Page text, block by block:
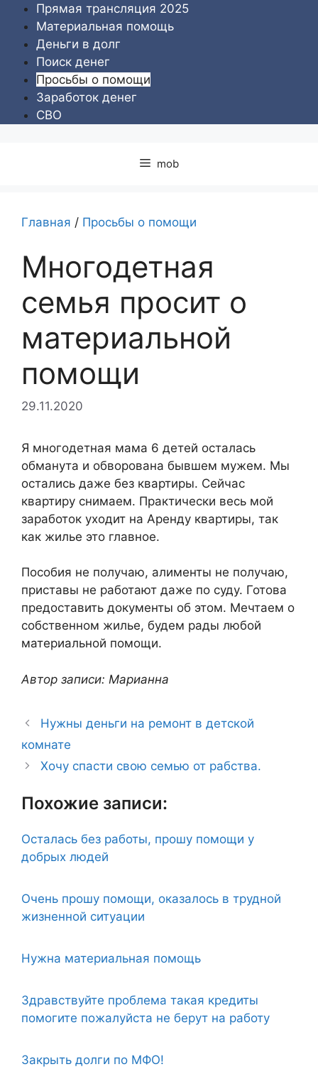
Перейти
содержимому
Прямая трансляция 2025
Материальная помощь
Деньги в долг
Поиск денег
Просьбы о помощи
Заработок денег
СВО
mob
Главная / Просьбы о помощи
Многодетная
семья просит о
материальной
помощи
29.11.2020
Я многодетная мама 6 детей осталась
обманута и обворована бывшем мужем. Мы
остались даже без квартиры. Сейчас
квартиру снимаем. Практически весь мой
заработок уходит на Аренду квартиры, так
как жилье это главное.
Пособия не получаю, алименты не получаю,
приставы не работают даже по суду. Готова
предоставить документы об этом. Мечтаем о
собственном жилье, будем рады любой
материальной помощи.
Автор записи: Марианна
Нужны деньги на ремонт в детской
комнате
Хочу спасти свою семью от рабства.
Похожие записи:
Осталась без работы, прошу помощи у
добрых людей
Очень прошу помощи, оказалось в трудной
жизненной ситуации
Нужна материальная помощь
Здравствуйте проблема такая кредиты
помогите пожалуйста не берут на работу
Закрыть долги по МФО!